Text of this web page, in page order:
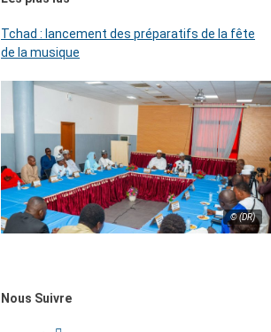
Tchad : lancement des préparatifs de la fête
de la musique
© (DR)
Nous Suivre